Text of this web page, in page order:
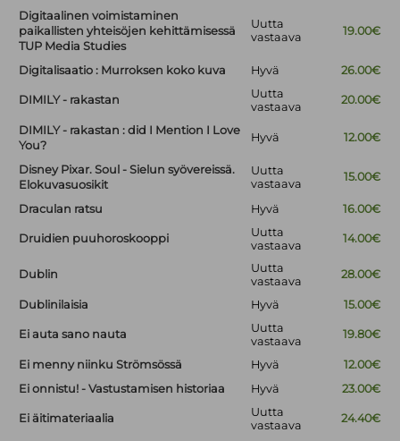
Digitaalinen voimistaminen
paikallisten yhteisöjen kehittämisessä
TUP Media Studies
Uutta
vastaava
19.00€
Digitalisaatio : Murroksen koko kuva Hyvä 26.00€
DIMILY - rakastan
Uutta
vastaava
20.00€
DIMILY - rakastan : did I Mention I Love
You?
Hyvä 12.00€
Disney Pixar. Soul - Sielun syövereissä.
Elokuvasuosikit
Uutta
vastaava
15.00€
Draculan ratsu Hyvä 16.00€
Druidien puuhoroskooppi
Uutta
vastaava
14.00€
Dublin
Uutta
vastaava
28.00€
Dublinilaisia Hyvä 15.00€
Ei auta sano nauta
Uutta
vastaava
19.80€
Ei menny niinku Strömsössä Hyvä
12.00€
Ei onnistu! - Vastustamisen historiaa
Hyvä 23.00€
Ei äitimateriaalia
Uutta
vastaava
24.40€